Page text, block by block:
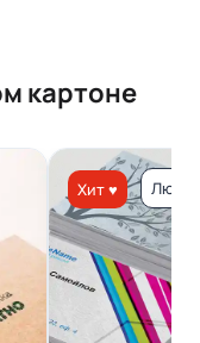
картоне
Хит ♥ Люкс